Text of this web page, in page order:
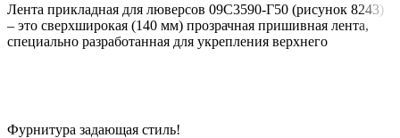
Лента прикладная для люверсов 09С3590-Г50 (рисунок 8243)
– это сверхширокая (140 мм) прозрачная пришивная лента,
специально разработанная для укрепления верхнего
Фурнитура задающая стиль!